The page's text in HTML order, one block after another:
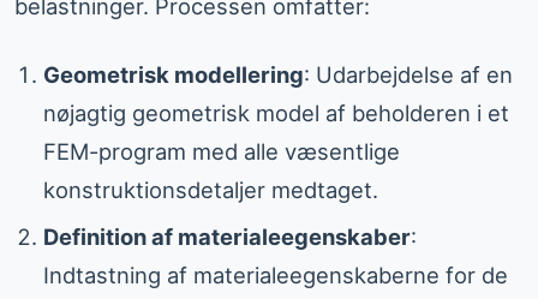
belastninger. Processen omfatter:
Geometrisk modellering: Udarbejdelse af en
nøjagtig geometrisk model af beholderen i et
FEM-program med alle væsentlige
konstruktionsdetaljer medtaget.
Definition af materialeegenskaber:
Indtastning af materialeegenskaberne for de